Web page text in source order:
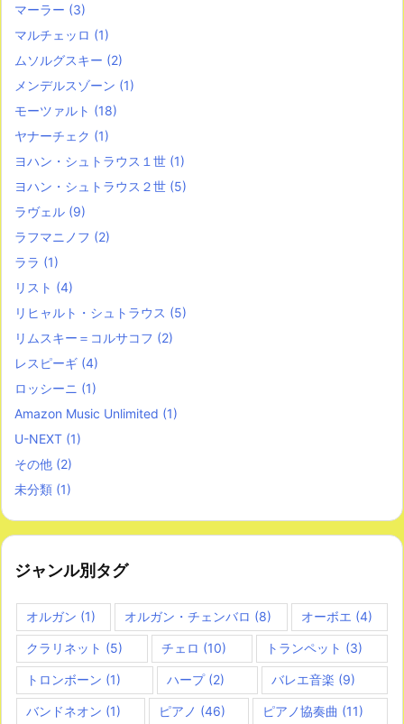
マーラー (3)
マルチェッロ (1)
ムソルグスキー (2)
メンデルスゾーン (1)
モーツァルト (18)
ヤナーチェク (1)
ヨハン・シュトラウス１世 (1)
ヨハン・シュトラウス２世 (5)
ラヴェル (9)
ラフマニノフ (2)
ララ (1)
リスト (4)
リヒャルト・シュトラウス (5)
リムスキー＝コルサコフ (2)
レスピーギ (4)
ロッシーニ (1)
Amazon Music Unlimited (1)
U-NEXT (1)
その他 (2)
未分類 (1)
ジャンル別タグ
オルガン (1) オルガン・チェンバロ (8) オーボエ (4)
クラリネット (5) チェロ (10) トランペット (3)
トロンボーン (1) ハープ(2) バレエ音楽 (9)
バンドネオン (1) ピアノ (46) ピアノ協奏曲 (11)